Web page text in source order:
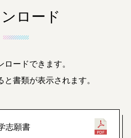
ロード
ードできます。
書類が表示されます。
志願書